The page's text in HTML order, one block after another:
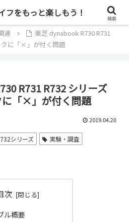
ソコン好きのブログ
連
東芝 dynabook R730 R731
クに「×」が付く問題
R731 R732 シリーズ
「×」が付く問題
2019.04.20
シリーズ 実験・調査
次
ル概要
検索